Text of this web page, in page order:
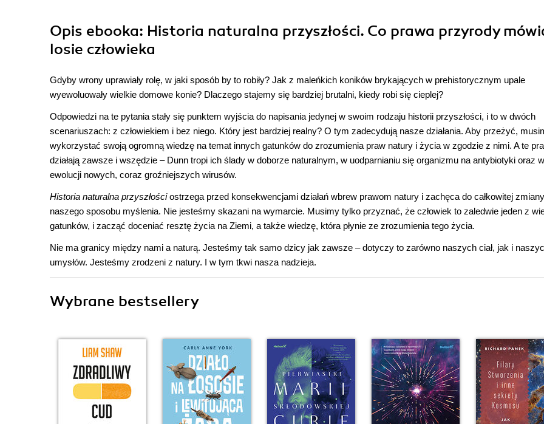
Opis ebooka: Historia naturalna przyszłości. Co prawa przyrody
losie człowieka
Gdyby wrony uprawiały rolę, w jaki sposób by to robiły? Jak z maleńkich koników brykających w prehistorycznym upale
wyewoluowały wielkie domowe konie? Dlaczego stajemy się bardziej brutalni, kiedy robi się cieplej?
Odpowiedzi na te pytania stały się punktem wyjścia do napisania jedynej w swoim rodzaju historii przyszłości, i to w dwóch
scenariuszach: z człowiekiem i bez niego. Który jest bardziej realny? O tym zadecydują nasze działania. Aby przeżyć,
wykorzystać swoją ogromną wiedzę na temat innych gatunków do zrozumienia praw natury i życia w zgodzie z nimi. A te
działają zawsze i wszędzie – Dunn tropi ich ślady w doborze naturalnym, w uodparnianiu się organizmu na antybiotyki oraz w
ewolucji nowych, coraz groźniejszych wirusów.
Historia naturalna przyszłościostrzega przed konsekwencjami działań wbrew prawom natury i zachęca do całkowitej zmiany
naszego sposobu myślenia. Nie jesteśmy skazani na wymarcie. Musimy tylko przyznać, że człowiek to zaledwie jeden z
gatunków, i zacząć doceniać resztę życia na Ziemi, a także wiedzę, która płynie ze zrozumienia tego życia.
Nie ma granicy między nami a naturą. Jesteśmy tak samo dzicy jak zawsze – dotyczy to zarówno naszych ciał, jak i
umysłów. Jesteśmy zrodzeni z natury. I w tym tkwi nasza nadzieja.
Wybrane bestsellery